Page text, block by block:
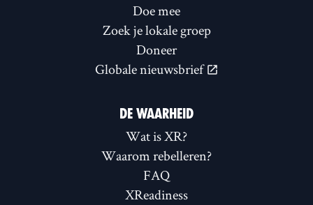
Doe mee
Zoek je lokale groep
Doneer
Globale nieuwsbrief
DE WAARHEID
Wat is XR?
Waarom rebelleren?
FAQ
XReadiness